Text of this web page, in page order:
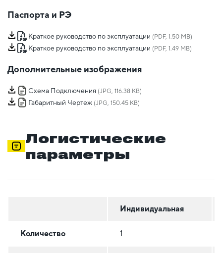
Паспорта и РЭ
Краткое руководство по эксплуатации (PDF, 1.50 MB)
Краткое руководство по эксплуатации (PDF, 1.49 MB)
Дополнительные изображения
Схема Подключения (JPG, 116.38 KB)
Габаритный Чертеж (JPG, 150.45 KB)
Логистические
параметры
Индивидуальная
Количество 1